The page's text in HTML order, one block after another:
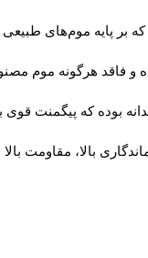
بر پایه موم‌های
فاقد هرگونه موم
بوده که
بالا،